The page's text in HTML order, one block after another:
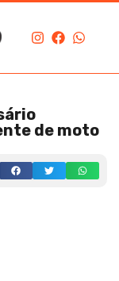
de moto